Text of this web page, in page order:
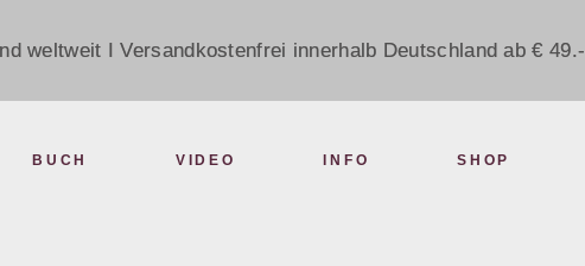
weltweit I Versandkostenfrei innerhalb Deutschland ab € 49.-
BUCH VIDEO INFO SHOP